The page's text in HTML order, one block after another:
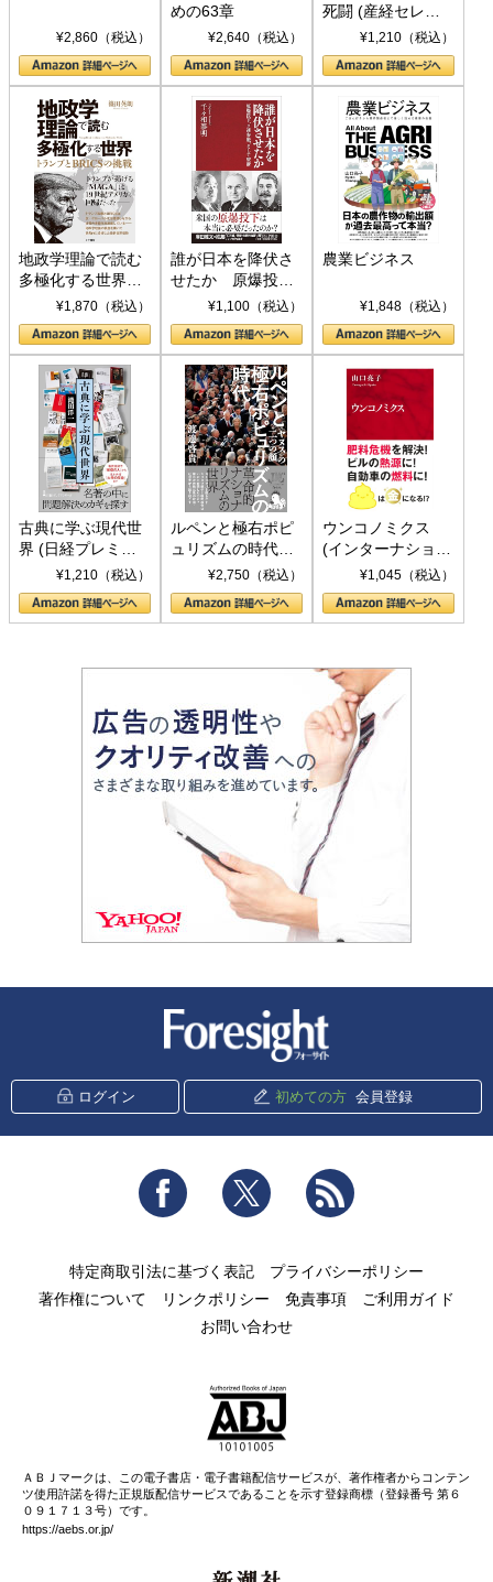
¥2,860（税込）
めの63章
¥2,640（税込）
死闘 (産経セレク
ト S 039)¥1,210（税込）
地政学理論で読む
多極化する世界：
トランプとBRICS
の挑戦
¥1,870（税込）
誰が日本を降伏さ
せたか 原爆投
下、ソ連参戦、そ
して聖断 (PHP新
書)
¥1,100（税込）
農業ビジネス
¥1,848（税込）
古典に学ぶ現代世
界 (日経プレミア
シリーズ)¥1,210（税込）
ルペンと極右ポピ
ュリズムの時代：
〈ヤヌス〉の二つ
の顔
¥2,750（税込）
ウンコノミクス
(インターナショナ
ル新書)¥1,045（税込）
ログイン 初めての方 会員登録
Facebook Twitter
特定商取引法に基づく表記
プライバシーポリシー
著作権について
リンクポリシー 免責事項
ご利用ガイド
お問い合わせ
ＡＢＪマークは、この電子書店・電子書籍配信サービスが、著作権者からコンテン
ツ使用許諾を得た正規版配信サービスであることを示す登録商標（登録番号 第６
０９１７１３号）です。
https://aebs.or.jp/